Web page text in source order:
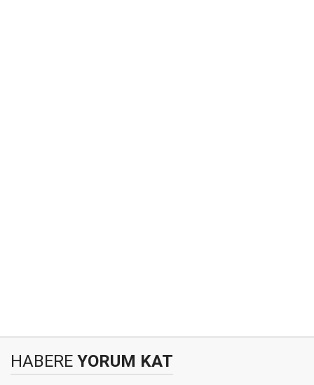
HABERE YORUM KAT